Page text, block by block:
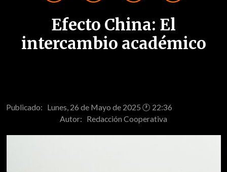
Efecto China: El
intercambio académico
Publicado: Lunes, 26 de Mayo de 2025 🕐 22:36
Autor: Redacción Cooperativa